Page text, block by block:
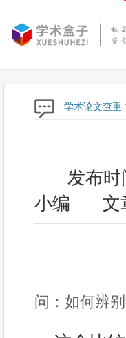
学术论文查重
发布时
小编
文
问：如何辨别